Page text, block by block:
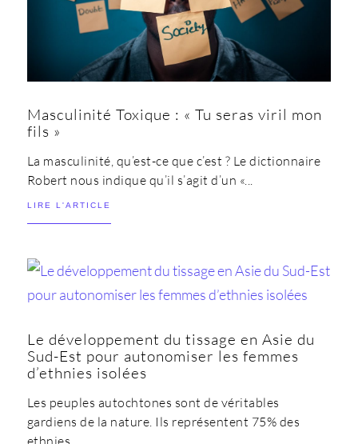
Masculinité Toxique : « Tu seras viril mon
fils »
La masculinité, qu’est-ce que c’est ? Le dictionnaire
Robert nous indique qu’il s’agit d’un «...
LIRE L'ARTICLE
Le développement du tissage en Asie du
Sud-Est pour autonomiser les femmes
d’ethnies isolées
Les peuples autochtones sont de véritables
gardiens de la nature. Ils représentent 75% des